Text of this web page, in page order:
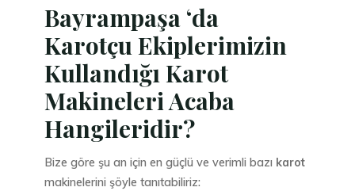
Bayrampaşa ‘da
Karotçu Ekiplerimizin
Kullandığı Karot
Makineleri Acaba
Hangileridir?
Bize göre şu an için en güçlü ve verimli bazı karot
makinelerini şöyle tanıtabiliriz: